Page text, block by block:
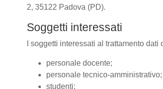
2, 35122 Padova (PD).
Soggetti interessati
I soggetti interessati al trattamento
personale docente;
personale tecnico-amministrativo;
studenti;